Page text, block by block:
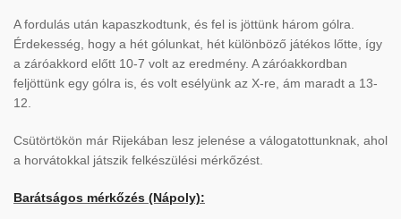
A fordulás után kapaszkodtunk, és fel is jöttünk három gólra.
Érdekesség, hogy a hét gólunkat, hét különböző játékos lőtte, így
a záróakkord előtt 10-7 volt az eredmény. A záróakkordban
feljöttünk egy gólra is, és volt esélyünk az X-re, ám maradt a 13-
12.
Csütörtökön már Rijekában lesz jelenése a válogatottunknak, ahol
a horvátokkal játszik felkészülési mérkőzést.
Barátságos mérkőzés (Nápoly):